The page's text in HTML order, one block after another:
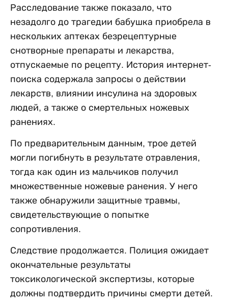
Расследование также показало, что
незадолго до трагедии бабушка приобрела в
нескольких аптеках безрецептурные
снотворные препараты и лекарства,
отпускаемые по рецепту. История интернет-
поиска содержала запросы о действии
лекарств, влиянии инсулина на здоровых
людей, а также о смертельных ножевых
ранениях.
По предварительным данным, трое детей
могли погибнуть в результате отравления,
тогда как один из мальчиков получил
множественные ножевые ранения. У него
также обнаружили защитные травмы,
свидетельствующие о попытке
сопротивления.
Следствие продолжается. Полиция ожидает
окончательные результаты
токсикологической экспертизы, которые
должны подтвердить причины смерти детей.